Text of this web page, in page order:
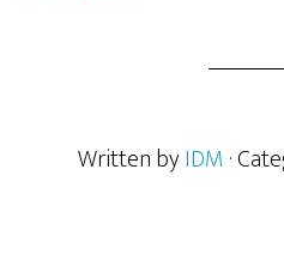
Written byIDM ·